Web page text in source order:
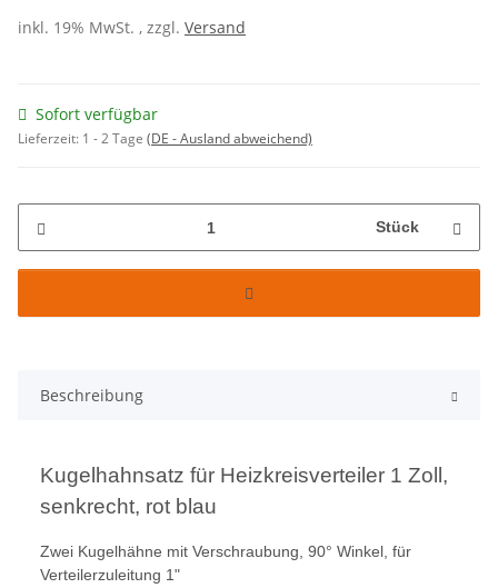
inkl. 19% MwSt. , zzgl. Versand
Sofort verfügbar
Lieferzeit: 1 - 2 Tage (DE - Ausland abweichend)
Stück
Beschreibung
Kugelhahnsatz für Heizkreisverteiler 1 Zoll,
senkrecht, rot blau
Zwei Kugelhähne mit Verschraubung, 90° Winkel, für
Verteilerzuleitung 1"